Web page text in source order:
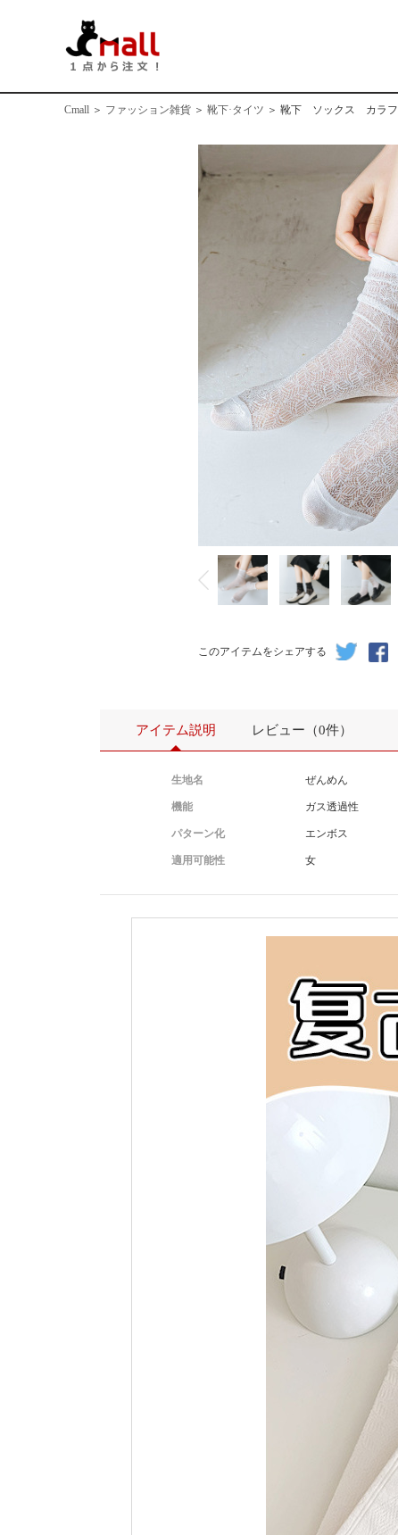
Cmall ＞ ファッション雑貨 ＞ 靴下·タイツ ＞ 靴下 ソックス カラフル お
このアイテムをシェアする
アイテム説明 レビュー（0件）
生地名 ぜんめん
機能 ガス透過性
パターン化 エンボス
適用可能性 女